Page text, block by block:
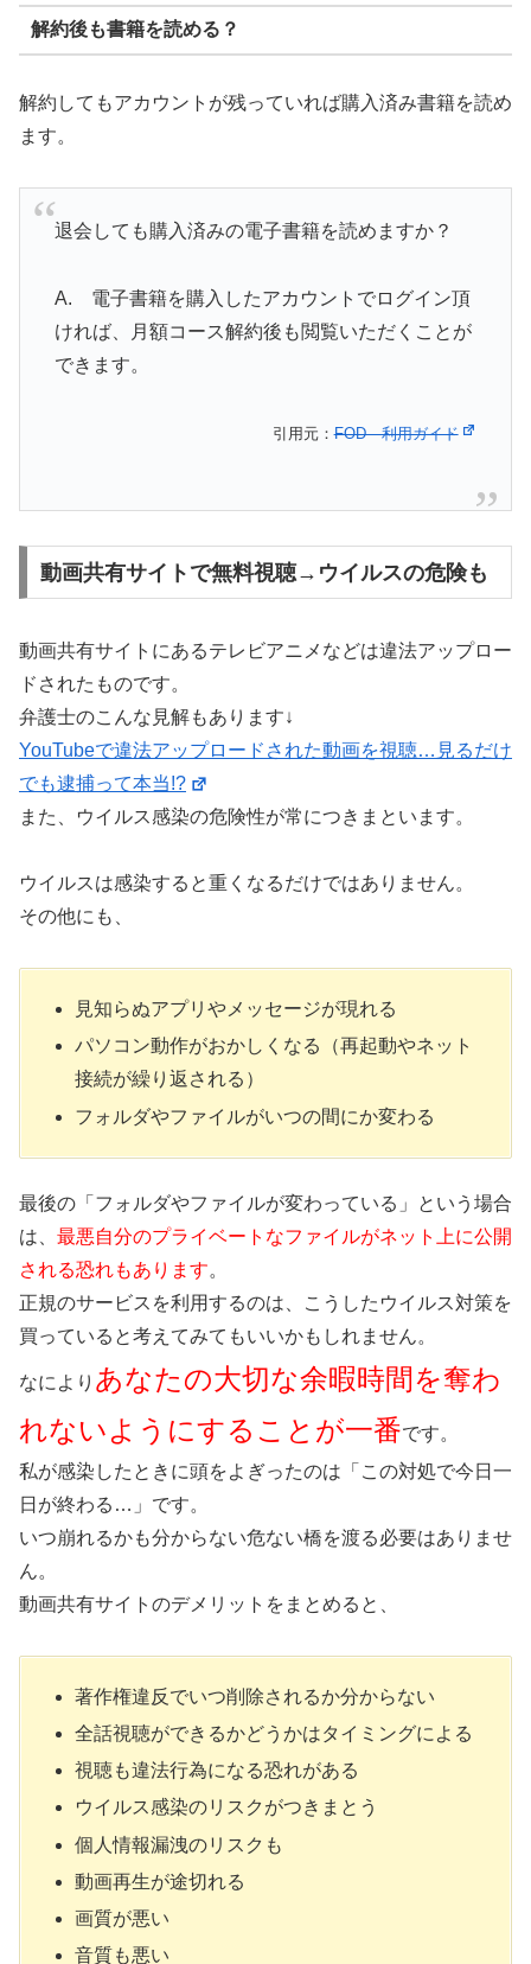
解約後も書籍を読める？
解約してもアカウントが残っていれば購入済み書籍を読め
ます。
退会しても購入済みの電子書籍を読めますか？
A. 電子書籍を購入したアカウントでログイン頂
ければ、月額コース解約後も閲覧いただくことが
できます。
引用元：FOD 利用ガイド
動画共有サイトで無料視聴→ウイルスの危険も
動画共有サイトにあるテレビアニメなどは違法アップロー
ドされたものです。
弁護士のこんな見解もあります↓
YouTubeで違法アップロードされた動画を視聴…見るだけ
でも逮捕って本当!?
また、ウイルス感染の危険性が常につきまといます。
ウイルスは感染すると重くなるだけではありません。
その他にも、
見知らぬアプリやメッセージが現れる
パソコン動作がおかしくなる（再起動やネット
接続が繰り返される）
フォルダやファイルがいつの間にか変わる
最後の「フォルダやファイルが変わっている」という場合
は、 最悪自分のプライベートなファイルがネット上に公開
される恐れもあります。
正規のサービスを利用するのは、こうしたウイルス対策を
買っていると考えてみてもいいかもしれません。
なにより あなたの大切な余暇時間を奪わ
れないようにすることが一番です。
私が感染したときに頭をよぎったのは「この対処で今日一
日が終わる…」です。
いつ崩れるかも分からない危ない橋を渡る必要はありませ
ん。
動画共有サイトのデメリットをまとめると、
著作権違反でいつ削除されるか分からない
全話視聴ができるかどうかはタイミングによる
視聴も違法行為になる恐れがある
ウイルス感染のリスクがつきまとう
個人情報漏洩のリスクも
動画再生が途切れる
画質が悪い
音質も悪い